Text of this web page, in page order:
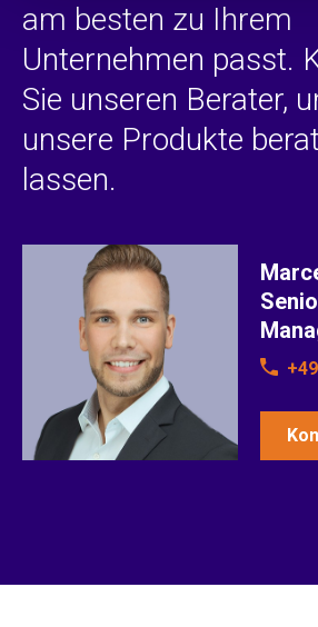
am besten zu Ihrem
Unternehmen passt.
Sie unseren Berater,
unsere Produkte
lassen.